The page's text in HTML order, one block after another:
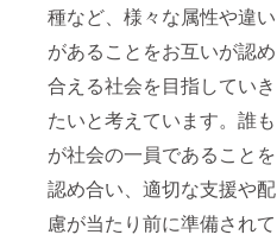
種など、様々な属性や違い
があることをお互いが認め
合える社会を目指していき
たいと考えています。誰も
が社会の一員であることを
認め合い、適切な支援や配
慮が当たり前に準備されて